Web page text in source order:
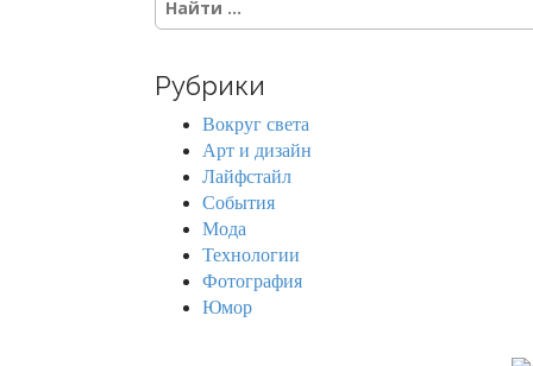
e
c
Рубрики
Вокруг света
Арт и дизайн
Лайфстайл
События
Мода
Технологии
Фотография
Юмор